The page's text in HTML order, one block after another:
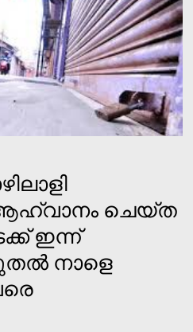
ചെയ്ത
ഇന്ന്
നാളെ